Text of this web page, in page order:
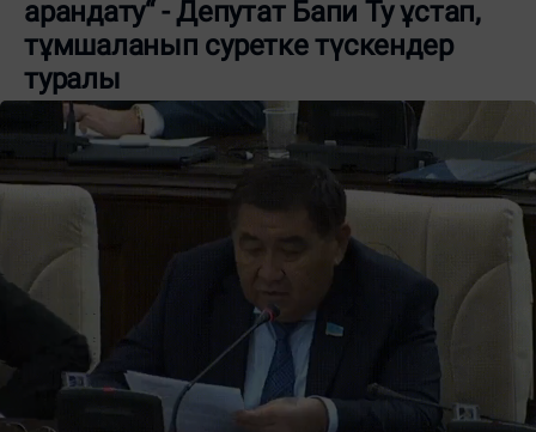
арандату“ - Депутат Бапи Ту ұстап,
тұмшаланып суретке түскендер
туралы